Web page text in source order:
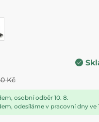
Kč
osobní odběr 10. 8.
odesíláme v pracovní dny ve